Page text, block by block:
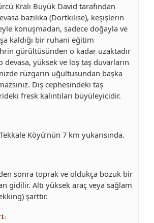
Kralı Büyük David tarafından
bazilika (Dörtkilise), keşişlerin
konuşmadan, sadece doğayla ve
kaldığı bir ruhani eğitim
gürültüsünden o kadar uzaktadır
devasa, yüksek ve loş taş duvarların
rüzgarın uğultusundan başka
Dış cephesindeki taş
fresk kalıntıları büyüleyicidir.
Köyü’nün 7 km yukarısında.
sonra toprak ve oldukça bozuk bir
gidilir. Altı yüksek araç veya sağlam
şarttır.